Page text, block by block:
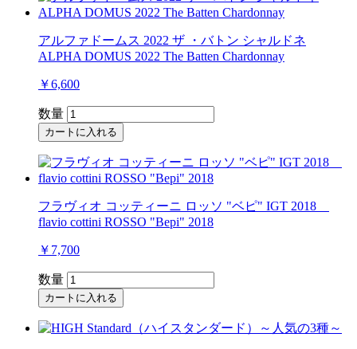
アルファドームス 2022 ザ ・バトン シャルドネ
ALPHA DOMUS 2022 The Batten Chardonnay
￥6,600
数量
カートに入れる
フラヴィオ コッティーニ ロッソ "ベピ" IGT 2018
flavio cottini ROSSO "Bepi" 2018
￥7,700
数量
カートに入れる